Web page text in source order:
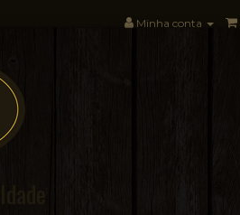
Minha conta